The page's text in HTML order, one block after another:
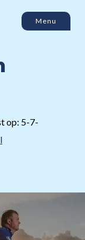
Menu
op: 5-7-